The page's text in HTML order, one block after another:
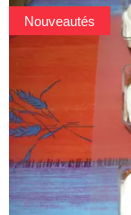
Nouveautés